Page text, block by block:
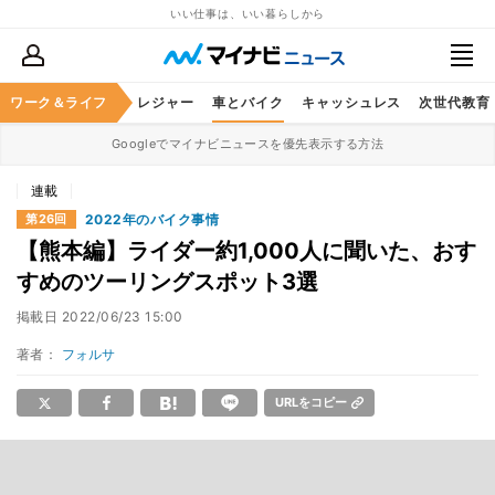
いい仕事は、いい暮らしから
ワーク＆ライフ
スケア グルメ レジャー 車とバイク キャッシュレス 次世代教育
Googleでマイナビニュースを優先表示する方法
連載
第26回 2022年のバイク事情
【熊本編】ライダー約1,000人に聞いた、おす
すめのツーリングスポット3選
掲載日 2022/06/23 15:00
著者： フォルサ
URLをコピー